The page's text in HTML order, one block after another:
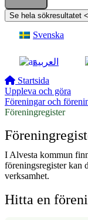
Se hela sökresultatet
Svenska
العربية
Startsida
Uppleva och göra
Föreningar och
Föreningregister
I Alvesta kommun
föreningsregister kan
verksamhet.
Hitta en